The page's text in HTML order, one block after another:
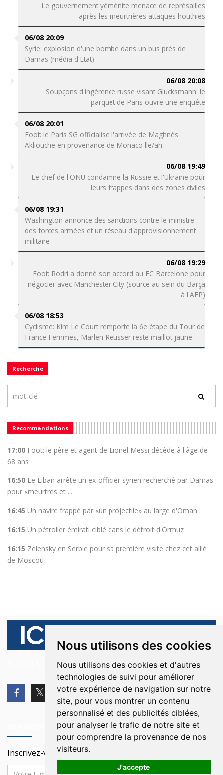
Nous utilisons des cookies
Nous utilisons des cookies et d'autres
technologies de suivi pour améliorer
votre expérience de navigation sur notre
site, pour vous montrer un contenu
personnalisé et des publicités ciblées,
pour analyser le trafic de notre site et
pour comprendre la provenance de nos
visiteurs.
J'accepte
Le gouvernement yéménite menace de représailles
après les meurtrières attaques houthies
06/08 20:09
Syrie: explosion d'une bombe dans un bus près de
Damas (média d'Etat)
06/08 20:08
Soupçons d'ingérence russe visant Glucksmann: le
parquet de Paris ouvre une enquête
06/08 20:01
Foot: le Paris SG officialise l'arrivée de Maghnès
Akliouche en provenance de Monaco lle/ah
06/08 19:49
Le chef de l'ONU condamne la Russie et l'Ukraine pour
leurs frappes dans des zones civiles
06/08 19:31
Washington annonce des sanctions contre le ministre
des forces armées et un réseau d'approvisionnement
militaire
06/08 19:29
Foot: Rodri a donné son accord au FC Barcelone pour
négocier avec Manchester City (source au sein du Barça
à l'AFP)
06/08 18:53
Cyclisme: Kim Le Court remporte la 6e étape du Tour de
France Femmes, Marlen Reusser reste maillot jaune
Recherche
Recommandations
17:00 Foot: le père et agent de Lionel Messi décède à l'âge de
68 ans
16:50 Le Liban arrête un ex-officier syrien recherché par Damas
pour «meurtres et ...
16:45 Un navire frappé par «un projectile» au large d'Oman
16:15 Un pétrolier émirati ciblé dans le détroit d'Ormuz
16:15 Zelensky en Serbie pour sa première visite chez cet allié
de Moscou
© 2026 Ici Beyrouth. Tous les droits sont réservés.
Inscrivez-vous à notre Newsletter